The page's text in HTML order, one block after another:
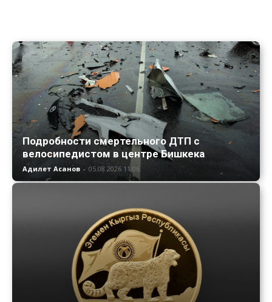
Подробности смертельного ДТП с
велосипедистом в центре Бишкека
Адилет Асанов - 05.08.2026 11:06